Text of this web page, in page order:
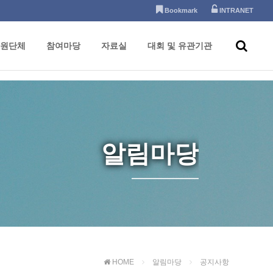
Bookmark INTRANET
단체 참여마당 자료실 대회 및 유관기관
알림마당
HOME 알림마당 공지사항